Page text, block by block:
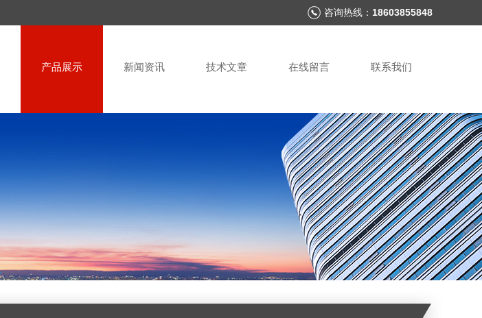
咨询热线： 18603855848
产品展示 新闻资讯 技术文章 在线留言 联系我们